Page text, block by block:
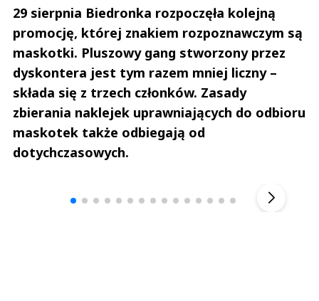
29 sierpnia Biedronka rozpoczęła kolejną
promocję, której znakiem rozpoznawczym są
maskotki. Pluszowy gang stworzony przez
dyskontera jest tym razem mniej liczny –
składa się z trzech członków. Zasady
zbierania naklejek uprawniających do odbioru
maskotek także odbiegają od
dotychczasowych.